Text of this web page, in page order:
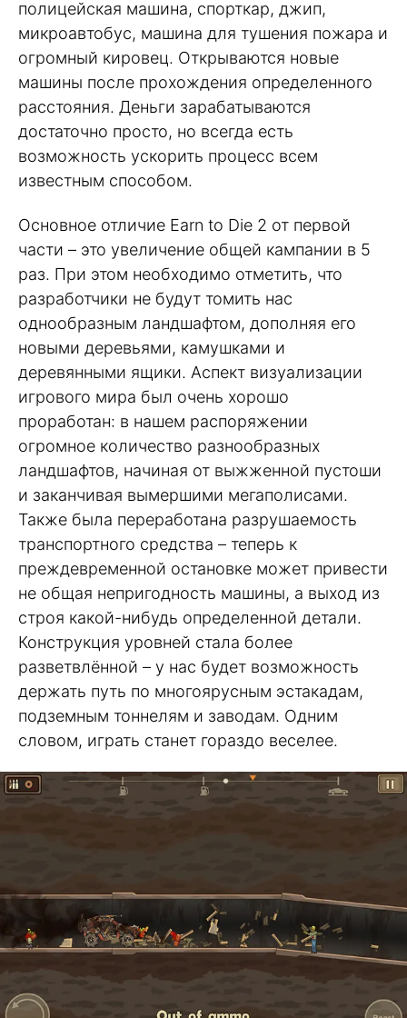
полицейская машина, спорткар, джип,
микроавтобус, машина для тушения пожара и
огромный кировец. Открываются новые
машины после прохождения определенного
расстояния. Деньги зарабатываются
достаточно просто, но всегда есть
возможность ускорить процесс всем
известным способом.
Основное отличие Earn to Die 2 от первой
части – это увеличение общей кампании в 5
раз. При этом необходимо отметить, что
разработчики не будут томить нас
однообразным ландшафтом, дополняя его
новыми деревьями, камушками и
деревянными ящики. Аспект визуализации
игрового мира был очень хорошо
проработан: в нашем распоряжении
огромное количество разнообразных
ландшафтов, начиная от выжженной пустоши
и заканчивая вымершими мегаполисами.
Также была переработана разрушаемость
транспортного средства – теперь к
преждевременной остановке может привести
не общая непригодность машины, а выход из
строя какой-нибудь определенной детали.
Конструкция уровней стала более
разветвлённой – у нас будет возможность
держать путь по многоярусным эстакадам,
подземным тоннелям и заводам. Одним
словом, играть станет гораздо веселее.